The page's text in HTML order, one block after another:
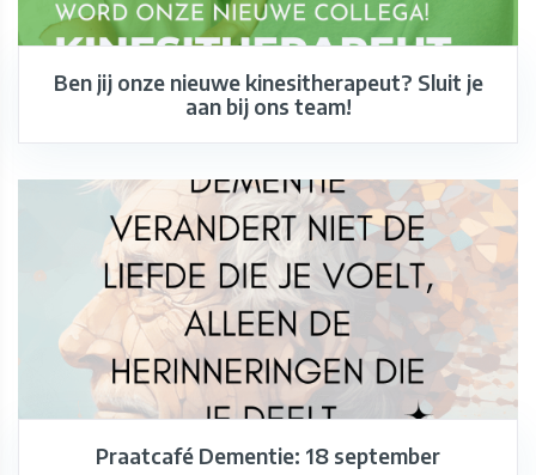
Ben jij onze nieuwe kinesitherapeut? Sluit je
aan bij ons team!
Praatcafé Dementie: 18 september